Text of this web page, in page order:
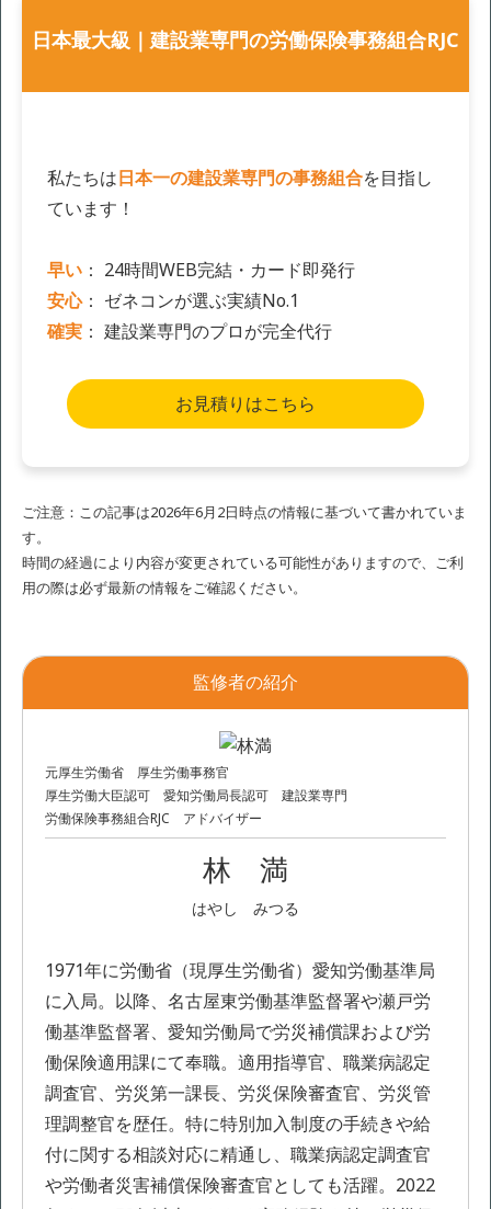
日本最大級｜建設業専門の労働保険事務組合RJC
私たちは日本一の建設業専門の事務組合を目指し
ています！
早い： 24時間WEB完結・カード即発行
安心： ゼネコンが選ぶ実績No.1
確実： 建設業専門のプロが完全代行
お見積りはこちら
ご注意：この記事は2026年6月2日時点の情報に基づいて書かれていま
す。
時間の経過により内容が変更されている可能性がありますので、ご利
用の際は必ず最新の情報をご確認ください。
監修者の紹介
元厚生労働省 厚生労働事務官
厚生労働大臣認可 愛知労働局長認可 建設業専門
労働保険事務組合RJC アドバイザー
林 満
はやし みつる
1971年に労働省（現厚生労働省）愛知労働基準局
に入局。以降、名古屋東労働基準監督署や瀬戸労
働基準監督署、愛知労働局で労災補償課および労
働保険適用課にて奉職。適用指導官、職業病認定
調査官、労災第一課長、労災保険審査官、労災管
理調整官を歴任。特に特別加入制度の手続きや給
付に関する相談対応に精通し、職業病認定調査官
や労働者災害補償保険審査官としても活躍。2022